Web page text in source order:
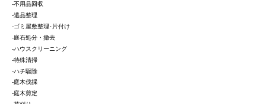
-不用品回収
-遺品整理
-ゴミ屋敷整理･片付け
-庭石処分・撤去
-ハウスクリーニング
-特殊清掃
-ハチ駆除
-庭木伐採
-庭木剪定